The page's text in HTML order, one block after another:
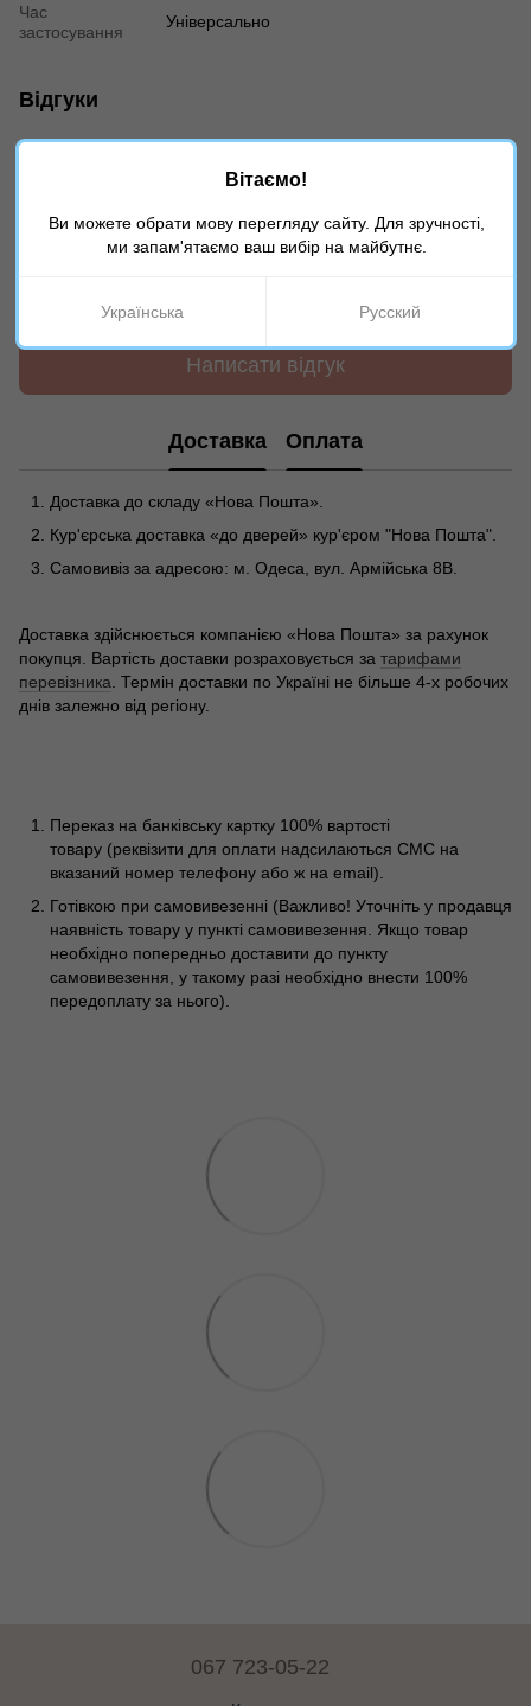
Час
застосування
Універсально
Відгуки
Написати відгук
Доставка Оплата
Доставка до складу «Нова Пошта».
Кур'єрська доставка «до дверей» кур'єром "Нова Пошта".
Самовивіз за адресою: м. Одеса, вул. Армійська 8В.
Доставка здійснюється компанією «Нова Пошта» за рахунок
покупця. Вартість доставки розраховується за тарифами
перевізника . Термін доставки по Україні не більше 4-х робочих
днів залежно від регіону.
Переказ на банківську картку 100% вартості
товару (реквізити для оплати надсилаються СМС на
вказаний номер телефону або ж на email).
Готівкою при самовивезенні (Важливо! Уточніть у продавця
наявність товару у пункті самовивезення. Якщо товар
необхідно попередньо доставити до пункту
самовивезення, у такому разі необхідно внести 100%
передоплату за нього).
067 723-05-22
Вітаємо!
Ви можете обрати мову перегляду сайту. Для зручності,
ми запам'ятаємо ваш вибір на майбутнє.
Українська Русский